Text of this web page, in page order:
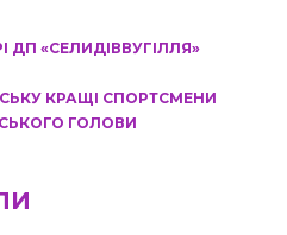
ДП «СЕЛИДІВВУГІЛЛЯ»
КРАЩІ СПОРТСМЕНИ
ГОЛОВИ